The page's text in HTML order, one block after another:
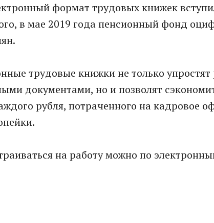
формат трудовых книжек
в мае 2019 года пенсионный фонд
трудовые книжки не только упростят
документами, но и позволят
рубля, потраченного на кадровое
на работу можно по